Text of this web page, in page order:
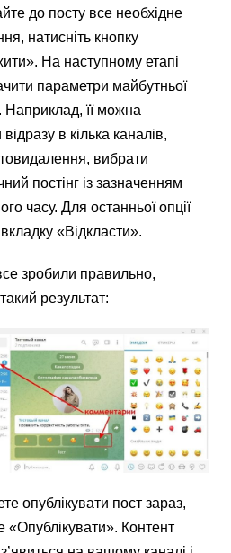
до посту все необхідне
натисніть кнопку
На наступному етапі
параметри майбутньої
Наприклад, її можна
в кілька каналів,
вибрати
постінг із зазначенням
часу. Для останньої опції
вкладку «Відкласти».
зробили правильно,
результат:
опублікувати пост зараз,
«Опублікувати». Контент